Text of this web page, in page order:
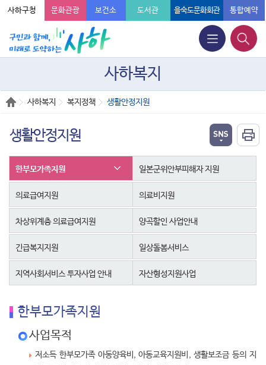
사하구청 문화관광 보건소 도서관 을숙도문화회관 통합예약
사하복지
사하복지 복지정책 생활안정지원
생활안정지원
한부모가족지원 일본군위안부피해자 지원
의료급여지원 의료비지원
차상위계층 의료급여지원 양곡할인 사업안내
긴급복지지원 일상돌봄서비스
지역사회서비스 투자사업 안내 자산형성지원사업
한부모가족지원
사업목적
저소득 한부모가족 아동양육비, 아동교육지원비, 생활보조금 등의 지